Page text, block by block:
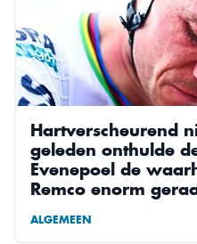
Hartverscheurend
geleden onthulde
Evenepoel de
Remco enorm
ALGEMEEN